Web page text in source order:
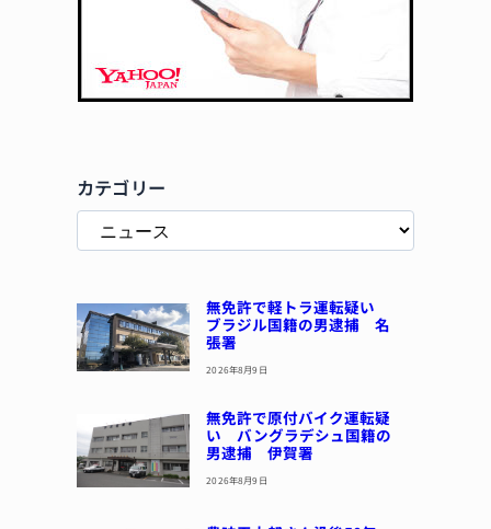
カテゴリー
無免許で軽トラ運転疑い
ブラジル国籍の男逮捕 名
張署
2026年8月9日
無免許で原付バイク運転疑
い バングラデシュ国籍の
男逮捕 伊賀署
2026年8月9日